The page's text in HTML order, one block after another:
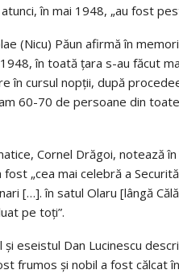
în mai 1948, „au fost
(Nicu) Păun afirmă în
în toată ţara s-au făcut
în cursul nopţii, după
60-70 de persoane din
Cornel Drăgoi, notează
„cea mai celebră a
[…]. în satul Olaru [lângă
pe toţi”.
eseistul Dan Lucinescu
frumos şi nobil a fost călcat